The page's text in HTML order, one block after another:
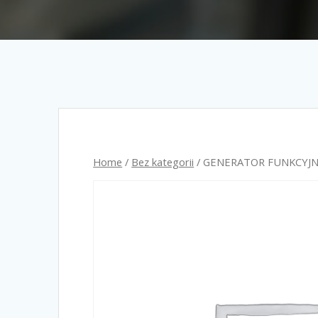
Home / Bez kategorii / GENERATOR